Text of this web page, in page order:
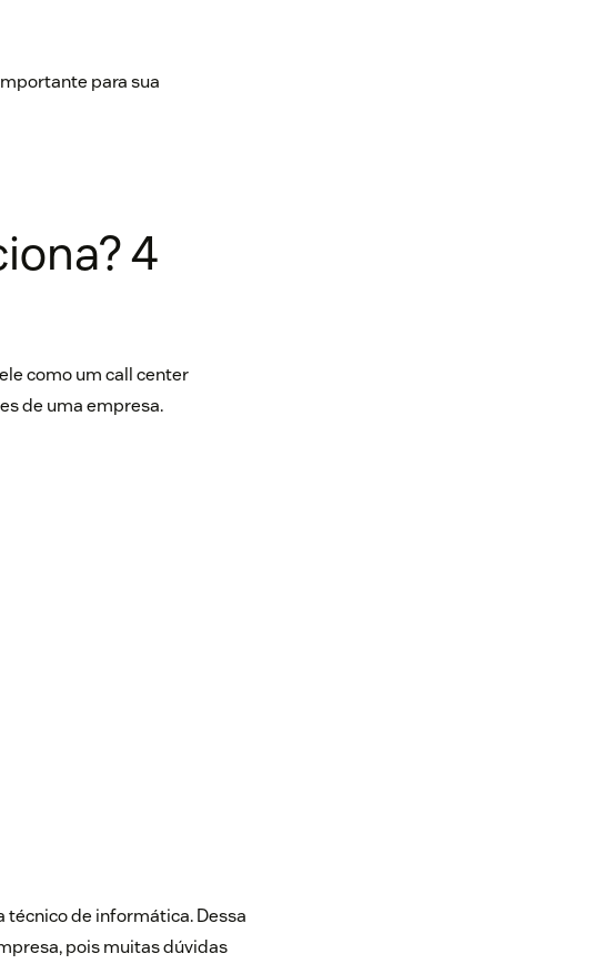
para sua
4
como umcall center
de uma empresa.
técnico de informática. Dessa
pois muitas dúvidas